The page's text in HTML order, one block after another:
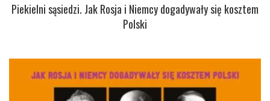
Piekielni sąsiedzi. Jak Rosja i Niemcy dogadywały się kosztem
Polski